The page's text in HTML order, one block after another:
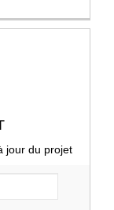
jour du projet